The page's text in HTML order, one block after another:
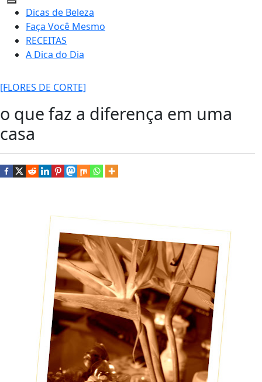
Dicas de Beleza
Faça Você Mesmo
RECEITAS
A Dica do Dia
[FLORES DE CORTE]
o que faz a diferença em uma
casa